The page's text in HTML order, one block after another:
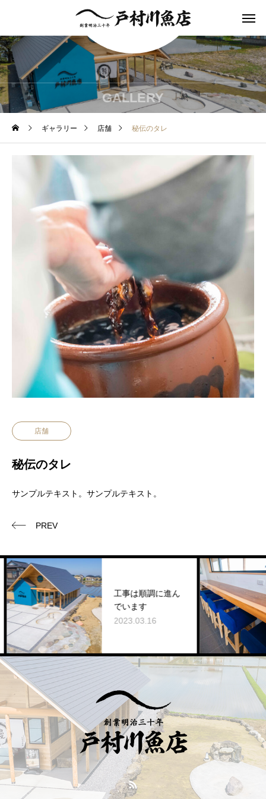
GALLERY
ギャラリー 店舗 秘伝のタレ
店舗
秘伝のタレ
サンプルテキスト。サンプルテキスト。
PREV
工事は順調に進ん
でいます
2023.03.16